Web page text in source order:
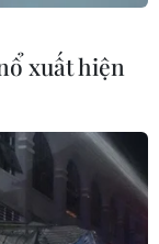
giới dừng
xuất hiện